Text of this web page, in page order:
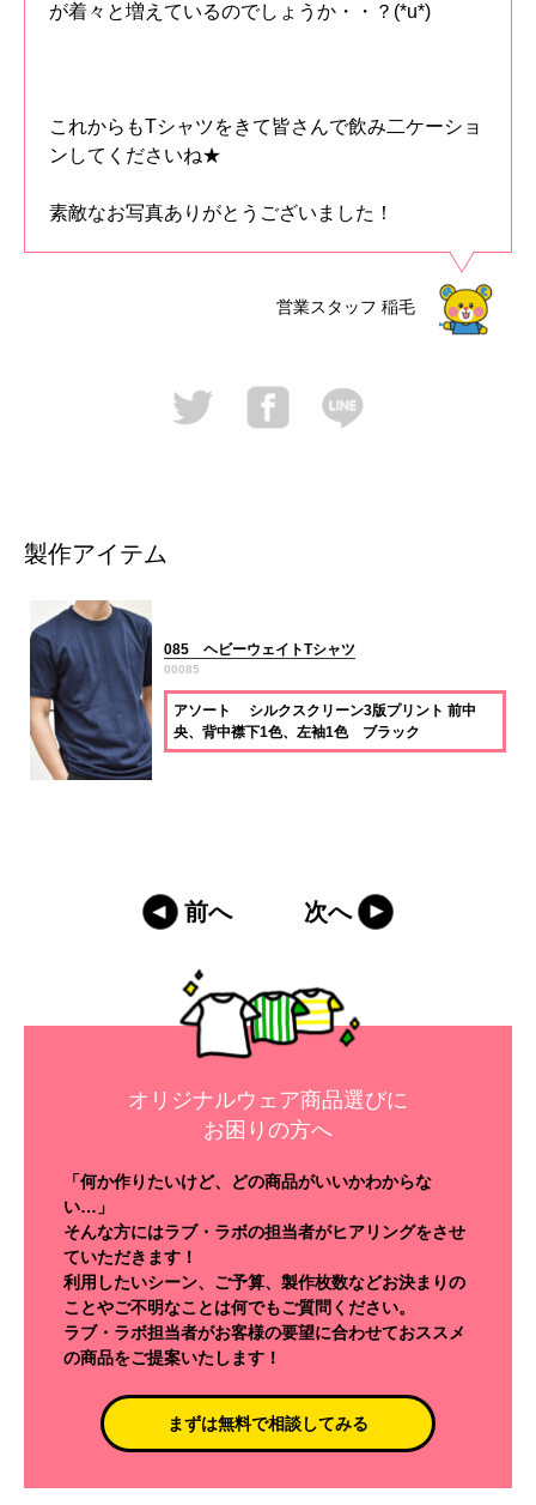
が着々と増えているのでしょうか・・？(*u*)
これからもTシャツをきて皆さんで飲み二ケーショ
ンしてくださいね★
素敵なお写真ありがとうございました！
営業スタッフ 稲毛
製作アイテム
085 ヘビーウェイトTシャツ
00085
アソート シルクスクリーン3版プリント 前中
央、背中襟下1色、左袖1色 ブラック
前へ 次へ
オリジナルウェア商品選びに
お困りの方へ
「何か作りたいけど、どの商品がいいかわからな
い…」
そんな方にはラブ・ラボの担当者がヒアリングをさせ
ていただきます！
利用したいシーン、ご予算、製作枚数などお決まりの
ことやご不明なことは何でもご質問ください。
ラブ・ラボ担当者がお客様の要望に合わせておススメ
の商品をご提案いたします！
まずは無料で相談してみる